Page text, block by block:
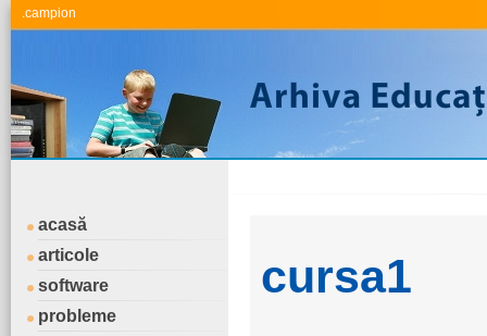
.campion
acasă
articole
software
probleme
cursa1